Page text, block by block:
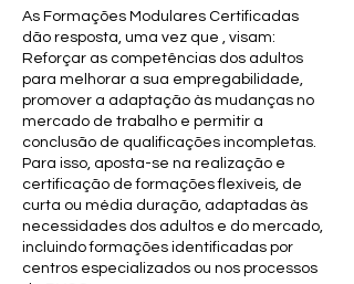
As Formações Modulares Certificadas
dão resposta, uma vez que , visam:
​Reforçar as competências dos adultos
para melhorar a sua empregabilidade,
promover a adaptação às mudanças no
mercado de trabalho e permitir a
conclusão de qualificações incompletas.
Para isso, aposta-se na realização e
certificação de formações flexíveis, de
curta ou média duração, adaptadas às
necessidades dos adultos e do mercado,
incluindo formações identificadas por
centros especializados ou nos processos